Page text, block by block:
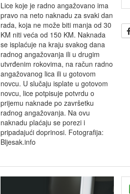
Lice koje je radno angažovano ima
pravo na neto naknadu za svaki dan
rada, koja ne može biti manja od 30
KM niti veća od 150 KM. Naknada
se isplaćuje na kraju svakog dana
radnog angažovanja ili u drugim
utvrđenim rokovima, na račun radno
angažovanog lica ili u gotovom
novcu. U slučaju isplate u gotovom
novcu, lice potpisuje potvrdu o
prijemu naknade po završetku
radnog angažovanja. Na ovu
naknadu plaćaju se porezi i
pripadajući doprinosi. Fotografija:
Bljesak.info